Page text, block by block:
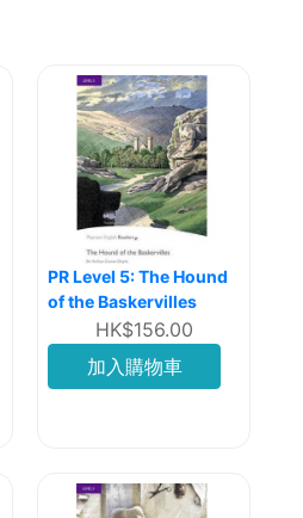
PR Level 5: The Hound
of the Baskervilles
HK$156.00
加入購物車